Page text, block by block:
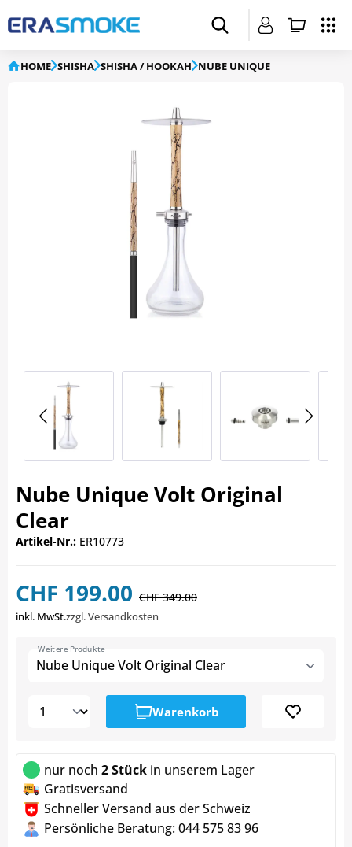
HOME SHISHA SHISHA / HOOKAH NUBE UNIQUE
Nube Unique Volt Original
Clear
Artikel-Nr.: ER10773
CHF 199.00 CHF 349.00
inkl. MwSt.zzgl. Versandkosten
Nube Unique Volt Original Clear
Weitere Produkte
Warenkorb
nur noch 2 Stück in unserem Lager
Gratisversand
Schneller Versand aus der Schweiz
Persönliche Beratung: 044 575 83 96